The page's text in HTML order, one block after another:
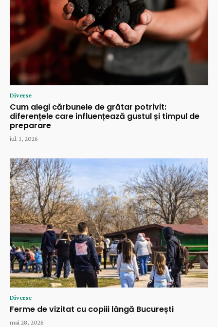
Diverse
Cum alegi cărbunele de grătar potrivit:
diferențele care influențează gustul și timpul de
preparare
iul. 1, 2026
Diverse
Ferme de vizitat cu copiii lângă București
mai 28, 2026